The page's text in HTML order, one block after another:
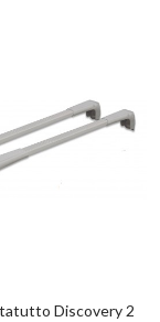
Discovery 2